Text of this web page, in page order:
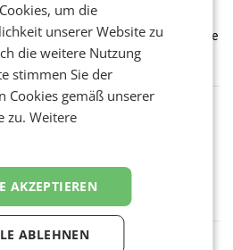
am POS über
gesamten August hinweg rücken die
Austria AG (ARA) und der
Müller die Initiative
Helden“ in allen österreichischen
modernisiert zwei Filialen in
NEUDORF. – Im Rahmen einer
Modernisierungsoffensive
Penny zwei Filialen in Nieder- und
Die beiden Standorte liegen
sowie im rund
um die
unserer Website zu
die weitere Nutzung
stimmen Sie der
Cookies gemäß unserer
zu.Weitere
AKZEPTIEREN
ABLEHNEN